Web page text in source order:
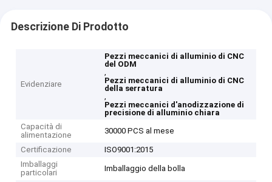
Descrizione Di Prodotto
Evidenziare
Pezzi meccanici di alluminio di CNC
del ODM
,
Pezzi meccanici di alluminio di CNC
della serratura
,
Pezzi meccanici d'anodizzazione di
precisione di alluminio chiara
Capacità di
alimentazione
30000 PCS al mese
Certificazione
ISO9001:2015
Imballaggi
particolari
Imballaggio della bolla